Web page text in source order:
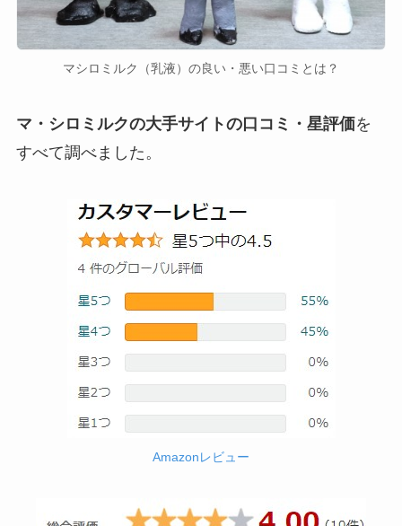
マシロミルク（乳液）の良い・悪い口コミとは？
マ・シロミルクの大手サイトの口コミ・星評価を
すべて調べました。
Amazonレビュー